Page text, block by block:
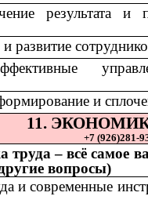
результата и
развитие
и
11.​​
+7 (926)281-
труда – всё самое
вопросы)
и современные